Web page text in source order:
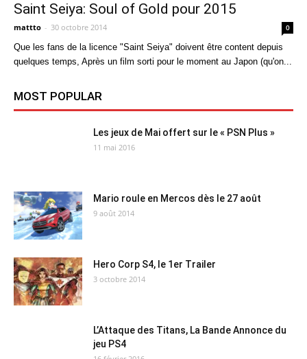
Saint Seiya: Soul of Gold pour 2015
mattto - 30 octobre 2014 0
Que les fans de la licence "Saint Seiya" doivent être content depuis
quelques temps, Après un film sorti pour le moment au Japon (qu'on...
MOST POPULAR
Les jeux de Mai offert sur le « PSN Plus »
11 mai 2016
Mario roule en Mercos dès le 27 août
9 août 2014
Hero Corp S4, le 1er Trailer
3 octobre 2014
L’Attaque des Titans, La Bande Annonce du
jeu PS4